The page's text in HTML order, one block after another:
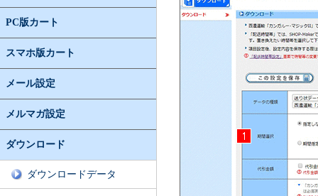
PC版カート
スマホ版カート
メール設定
メルマガ設定
ダウンロード
ダウンロードデータ